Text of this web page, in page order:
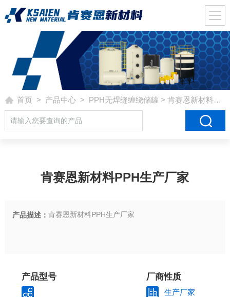
首页 > 产品中心> PPH无焊缝缠绕储罐 > 肯赛恩新材料PPH生产厂家
肯赛恩新材料PPH生产厂家
产品描述： 肯赛恩新材料PPH生产厂家
产品型号 厂商性质
生产厂家